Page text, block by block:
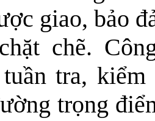
giao, bảo
chẽ.
tra,
trọng